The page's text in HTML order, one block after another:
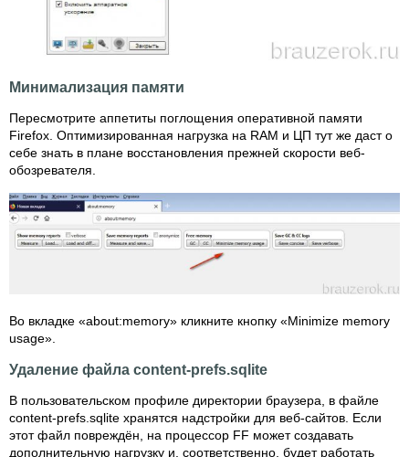
Минимализация памяти
Пересмотрите аппетиты поглощения оперативной памяти
Firefox. Оптимизированная нагрузка на RAM и ЦП тут же даст о
себе знать в плане восстановления прежней скорости веб-
обозревателя.
Во вкладке «about:memory» кликните кнопку «Minimize memory
usage».
Удаление файла content-prefs.sqlite
В пользовательском профиле директории браузера, в файле
content-prefs.sqlite хранятся надстройки для веб-сайтов. Если
этот файл повреждён, на процессор FF может создавать
дополнительную нагрузку и, соответственно, будет работать